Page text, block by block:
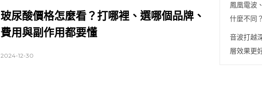
玻尿酸價格怎麼看？打哪裡、選哪個品牌、
費用與副作用都要懂
2024-12-30
鳳凰電波
什麼不同
音波打越
層效果更